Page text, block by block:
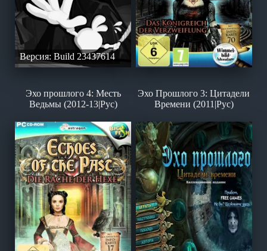
Версия: Build 23437614
Эхо прошлого 4: Месть
Ведьмы (2012-13|Рус)
Эхо Прошлого 3: Цитадели
Времени (2011|Рус)